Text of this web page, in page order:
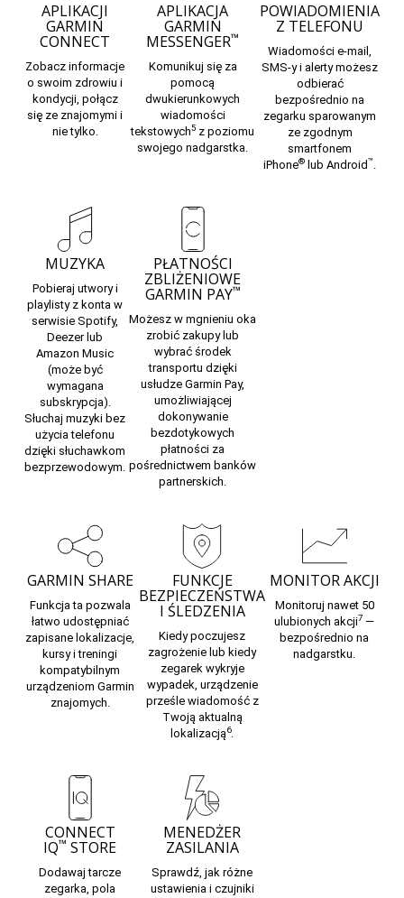
APLIKACJI
GARMIN
CONNECT
Zobacz informacje
o swoim zdrowiu i
kondycji, połącz
się ze znajomymi i
nie tylko.
APLIKACJA
GARMIN
MESSENGER™
Komunikuj się za
pomocą
dwukierunkowych
wiadomości
tekstowych5 z poziomu
swojego nadgarstka.
POWIADOMIENIA
Z TELEFONU
Wiadomości e-mail,
SMS-y i alerty możesz
odbierać
bezpośrednio na
zegarku sparowanym
ze zgodnym
smartfonem
iPhone® lub Android™.
MUZYKA
Pobieraj utwory i
playlisty z konta w
serwisie Spotify,
Deezer lub
Amazon Music
(może być
wymagana
subskrypcja).
Słuchaj muzyki bez
użycia telefonu
dzięki słuchawkom
bezprzewodowym.
PŁATNOŚCI
ZBLIŻENIOWE
GARMIN PAY™
Możesz w mgnieniu oka
zrobić zakupy lub
wybrać środek
transportu dzięki
usłudze Garmin Pay,
umożliwiającej
dokonywanie
bezdotykowych
płatności za
pośrednictwem banków
partnerskich.
GARMIN SHARE
Funkcja ta pozwala
łatwo udostępniać
zapisane lokalizacje,
kursy i treningi
kompatybilnym
urządzeniom Garmin
znajomych.
FUNKCJE
BEZPIECZEŃSTWA
I ŚLEDZENIA
Kiedy poczujesz
zagrożenie lub kiedy
zegarek wykryje
wypadek, urządzenie
prześle wiadomość z
Twoją aktualną
lokalizacją6.
MONITOR AKCJI
Monitoruj nawet 50
ulubionych akcji7 —
bezpośrednio na
nadgarstku.
CONNECT
IQ™ STORE
Dodawaj tarcze
zegarka, pola
MENEDŻER
ZASILANIA
Sprawdź, jak różne
ustawienia i czujniki